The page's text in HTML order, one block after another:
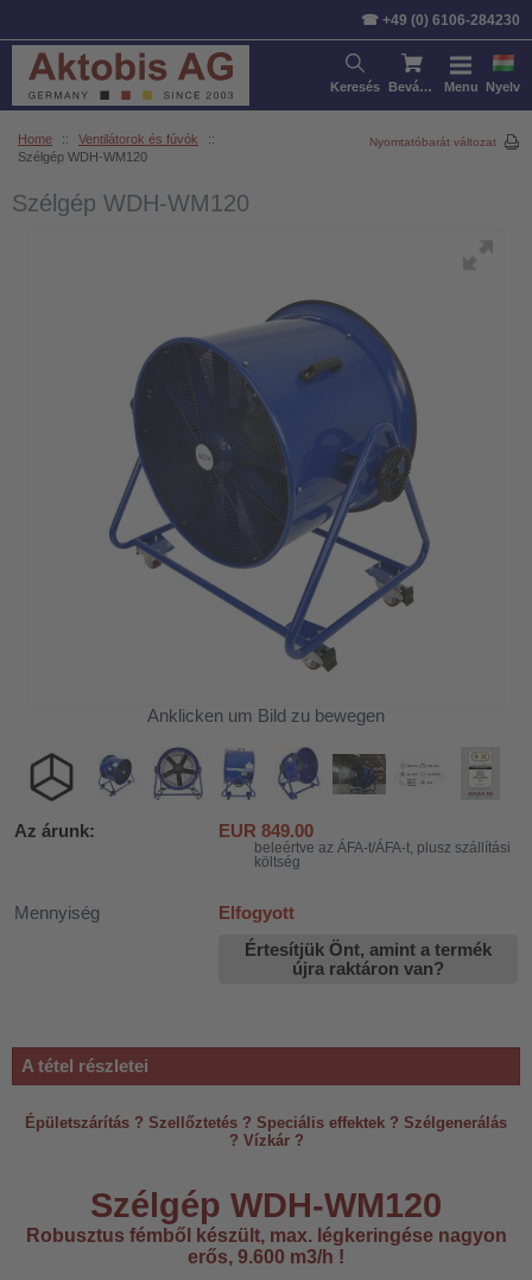
☎ +49 (0) 6106-284230
Keresés Bevásárlókosár Menu Nyelv
Home :: Ventilátorok és fúvók
::
Szélgép WDH-WM120
Nyomtatóbarát változat
Szélgép WDH-WM120
Anklicken um Bild zu bewegen
Az árunk: EUR 849.00
beleértve az ÁFA-t/ÁFA-t, plusz szállítási
költség
Mennyiség
Elfogyott
Értesítjük Önt, amint a termék
újra raktáron van?
A tétel részletei
Épületszárítás ? Szellőztetés ? Speciális effektek ? Szélgenerálás
? Vízkár ?
Szélgép WDH-WM120
Robusztus fémből készült, max. légkeringése nagyon
erős, 9.600 m3/h !